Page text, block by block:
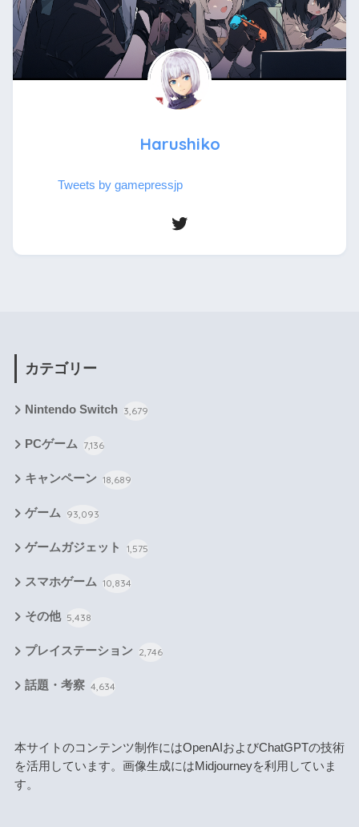
Harushiko
Tweets by gamepressjp
カテゴリー
Nintendo Switch 3,679
PCゲーム 7,136
キャンペーン 18,689
ゲーム 93,093
ゲームガジェット 1,575
スマホゲーム 10,834
その他 5,438
プレイステーション 2,746
話題・考察 4,634
本サイトのコンテンツ制作にはOpenAIおよびChatGPTの技術
を活用しています。画像生成にはMidjourneyを利用していま
す。